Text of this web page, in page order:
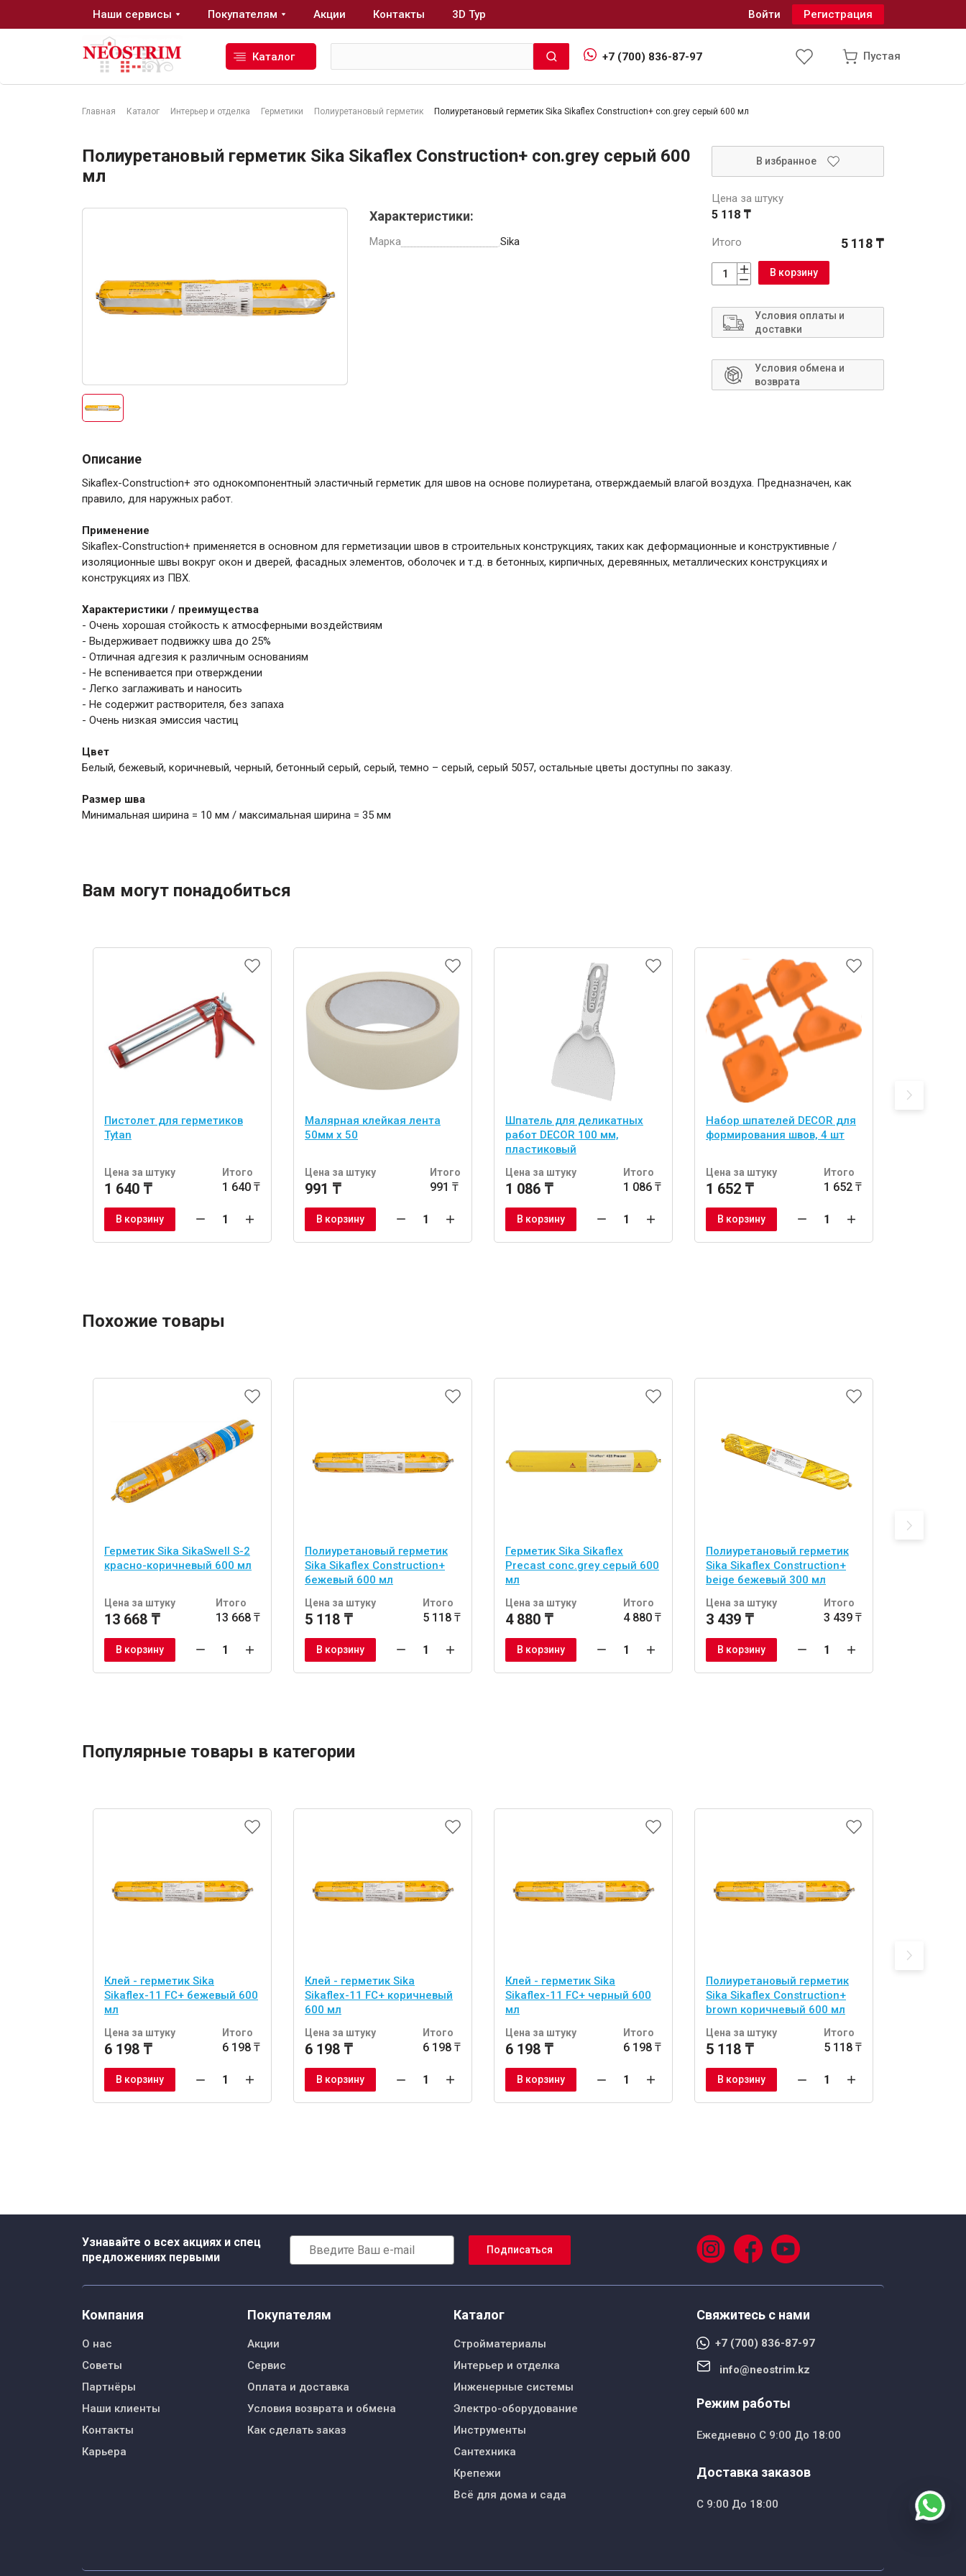
Главная Каталог Интерьер и отделка Герметики Полиуретановый герметик Полиуретановый герметик Sika Sikaflex Construction+ con.grey серый 600 мл
Полиуретановый герметик Sika Sikaflex Construction+ con.grey серый 600
мл
Характеристики:
Марка Sika
В избранное
Цена за штуку
5 118 ₸
Итого 5 118 ₸
В корзину
Условия оплаты и
доставки
Условия обмена и
возврата
Описание
Sikaflex-Construction+ это однокомпонентный эластичный герметик для швов на основе полиуретана, отверждаемый влагой воздуха. Предназначен, как
правило, для наружных работ.
Применение
Sikaflex-Construction+ применяется в основном для герметизации швов в строительных конструкциях, таких как деформационные и конструктивные /
изоляционные швы вокруг окон и дверей, фасадных элементов, оболочек и т.д. в бетонных, кирпичных, деревянных, металлических конструкциях и
конструкциях из ПВХ.
Характеристики / преимущества
- Очень хорошая стойкость к атмосферными воздействиям
- Выдерживает подвижку шва до 25%
- Отличная адгезия к различным основаниям
- Не вспенивается при отверждении
- Легко заглаживать и наносить
- Не содержит растворителя, без запаха
- Очень низкая эмиссия частиц
Цвет
Белый, бежевый, коричневый, черный, бетонный серый, серый, темно – серый, серый 5057, остальные цветы доступны по заказу.
Размер шва
Минимальная ширина = 10 мм / максимальная ширина = 35 мм
Вам могут понадобиться
Пистолет для герметиков
Tytan
Цена за штуку
1 640 ₸
Итого
1 640 ₸
В корзину
Малярная клейкая лента
50мм х 50
Цена за штуку
991 ₸
Итого
991 ₸
В корзину
Шпатель для деликатных
работ DECOR 100 мм,
пластиковый
Цена за штуку
1 086 ₸
Итого
1 086 ₸
В корзину
Набор шпателей DЕCOR для
формирования швов, 4 шт
Цена за штуку
1 652 ₸
Итого
1 652 ₸
В корзину
Похожие товары
Герметик Sika SikaSwell S-2
красно-коричневый 600 мл
Цена за штуку
13 668 ₸
Итого
13 668 ₸
В корзину
Полиуретановый герметик
Sika Sikaflex Construction+
бежевый 600 мл
Цена за штуку
5 118 ₸
Итого
5 118 ₸
В корзину
Герметик Sika Sikaflex
Precast conc.grey серый 600
мл
Цена за штуку
4 880 ₸
Итого
4 880 ₸
В корзину
Полиуретановый герметик
Sika Sikaflex Construction+
beige бежевый 300 мл
Цена за штуку
3 439 ₸
Итого
3 439 ₸
В корзину
Популярные товары в категории
Клей - герметик Sika
Sikaflex-11 FC+ бежевый 600
мл
Цена за штуку
6 198 ₸
Итого
6 198 ₸
В корзину
Клей - герметик Sika
Sikaflex-11 FC+ коричневый
600 мл
Цена за штуку
6 198 ₸
Итого
6 198 ₸
В корзину
Клей - герметик Sika
Sikaflex-11 FC+ черный 600
мл
Цена за штуку
6 198 ₸
Итого
6 198 ₸
В корзину
Полиуретановый герметик
Sika Sikaflex Construction+
brown коричневый 600 мл
Цена за штуку
5 118 ₸
Итого
5 118 ₸
В корзину
Узнавайте о всех акциях и спец
предложениях первыми
Подписаться
Компания
О нас
Советы
Партнёры
Наши клиенты
Контакты
Карьера
Покупателям
Акции
Сервис
Оплата и доставка
Условия возврата и обмена
Как сделать заказ
Каталог
Стройматериалы
Интерьер и отделка
Инженерные системы
Электро-оборудование
Инструменты
Сантехника
Крепежи
Всё для дома и сада
Свяжитесь с нами
+7 (700) 836-87-97
info@neostrim.kz
Режим работы
Ежедневно С 9:00 До 18:00
Доставка заказов
С 9:00 До 18:00
Наши сервисы Покупателям Акции Контакты 3D Тур Войти Регистрация
Каталог +7 (700) 836-87-97 Пустая
Сухие строительные смеси
Клеи, жидкие гвозди
Обои
Водоснабжение и водоотведение
Сантехника
Крепежи
Анкеры
Канаты, шнуры